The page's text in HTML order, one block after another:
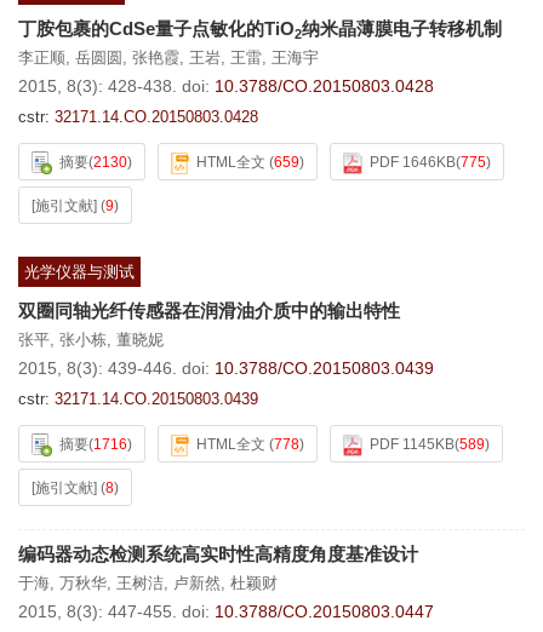
丁胺包裹的CdSe量子点敏化的TiO2纳米晶薄膜电子转移机制
李正顺, 岳圆圆 , 张艳霞, 王岩, 王雷, 王海宇
2015, 8(3): 428-438. doi: 10.3788/CO.20150803.0428
cstr: 32171.14.CO.20150803.0428
摘要(2130) HTML全文 (659) PDF 1646KB(775)
[施引文献] (9)
光学仪器与测试
双圈同轴光纤传感器在润滑油介质中的输出特性
张平, 张小栋, 董晓妮
2015, 8(3): 439-446. doi: 10.3788/CO.20150803.0439
cstr: 32171.14.CO.20150803.0439
摘要(1716) HTML全文 (778) PDF 1145KB(589)
[施引文献] (8)
编码器动态检测系统高实时性高精度角度基准设计
于海, 万秋华, 王树洁, 卢新然, 杜颖财
2015, 8(3): 447-455. doi: 10.3788/CO.20150803.0447